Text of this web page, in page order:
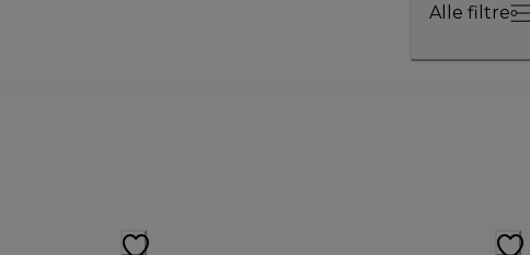
Alle filtre